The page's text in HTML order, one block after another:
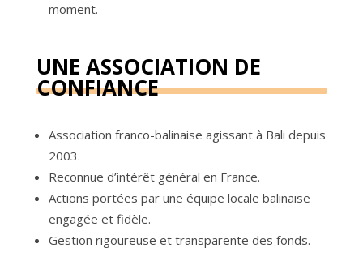
moment.
UNE ASSOCIATION DE
CONFIANCE
Association franco-balinaise agissant à Bali depuis
2003.
Reconnue d’intérêt général en France.
Actions portées par une équipe locale balinaise
engagée et fidèle.
Gestion rigoureuse et transparente des fonds.